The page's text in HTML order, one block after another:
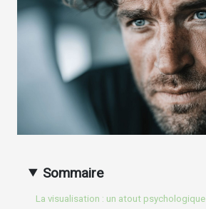
Sommaire
La visualisation : un atout psychologique